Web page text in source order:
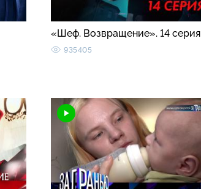
«Шеф. Возвращение». 14 серия
935405